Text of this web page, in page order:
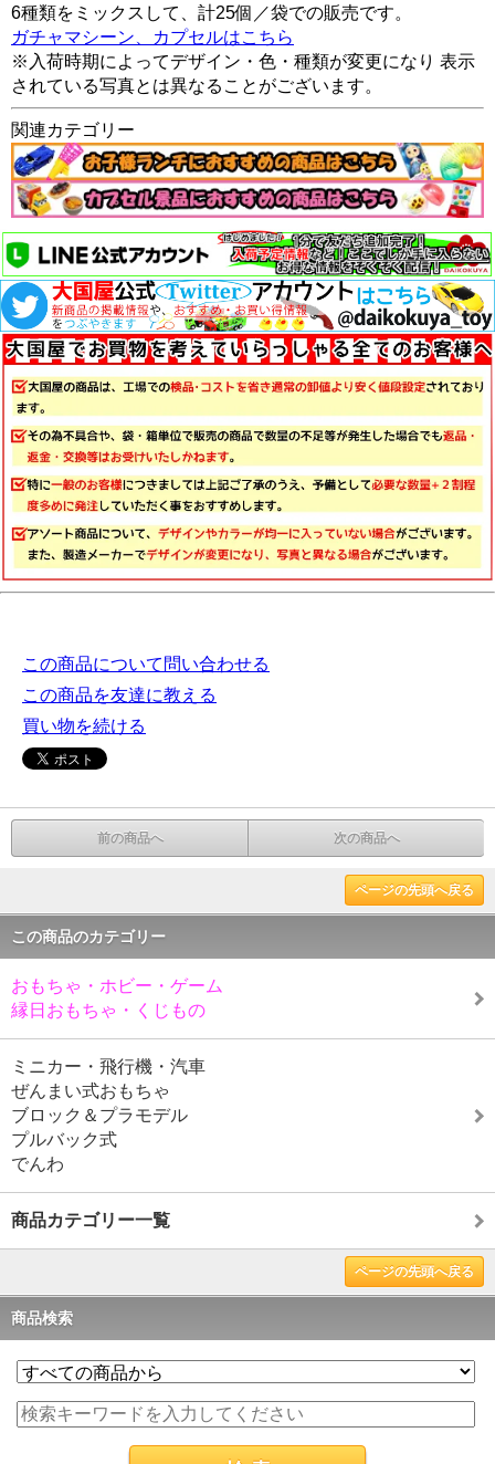
6種類をミックスして、計25個／袋での販売です。
ガチャマシーン、カプセルはこちら
※入荷時期によってデザイン・色・種類が変更になり 表示
されている写真とは異なることがございます。
関連カテゴリー
この商品について問い合わせる
この商品を友達に教える
買い物を続ける
前の商品へ 次の商品へ
ページの先頭へ戻る
この商品のカテゴリー
おもちゃ・ホビー・ゲーム
縁日おもちゃ・くじもの
ミニカー・飛行機・汽車
ぜんまい式おもちゃ
ブロック＆プラモデル
プルバック式
でんわ
商品カテゴリー一覧
ページの先頭へ戻る
商品検索